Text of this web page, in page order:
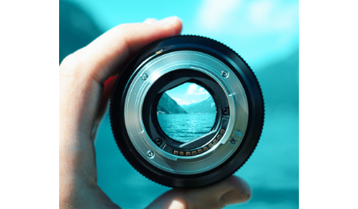
Glossaire marketing
digital
13 février 2018 News